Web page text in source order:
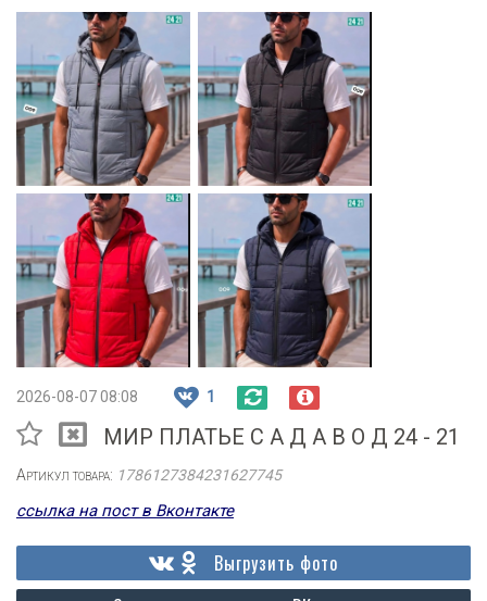
2026-08-07 08:08 1
МИР ПЛАТЬЕ С А Д А В О Д 24 - 21
Артикул товара: 1786127384231627745
ссылка на пост в Вконтакте
Выгрузить фото